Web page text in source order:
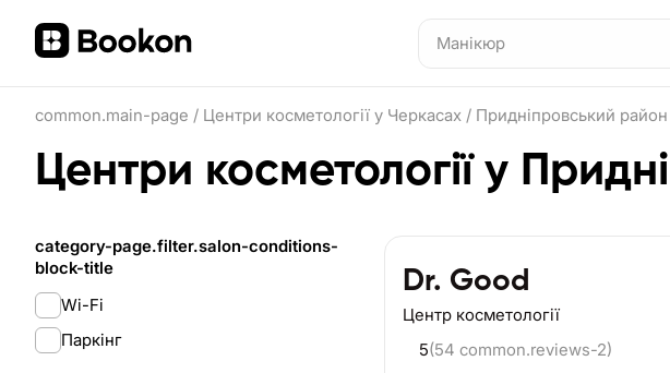
common.main-page / Центри косметології у Черкасах / Придніпровський район
Центри косметології у
category-page.filter.salon-conditions-
block-title
Wi-Fi
Паркінг
Dr. Good
Центр косметології
5(54 common.reviews-2)